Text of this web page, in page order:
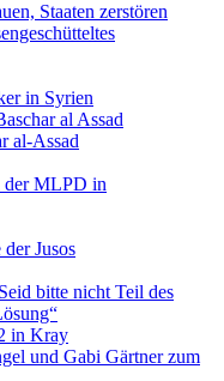
Staaten zerstören
in Syrien
al Assad
al-Assad
der MLPD in
Jusos
bitte nicht Teil des
in Kray
und Gabi Gärtner zum